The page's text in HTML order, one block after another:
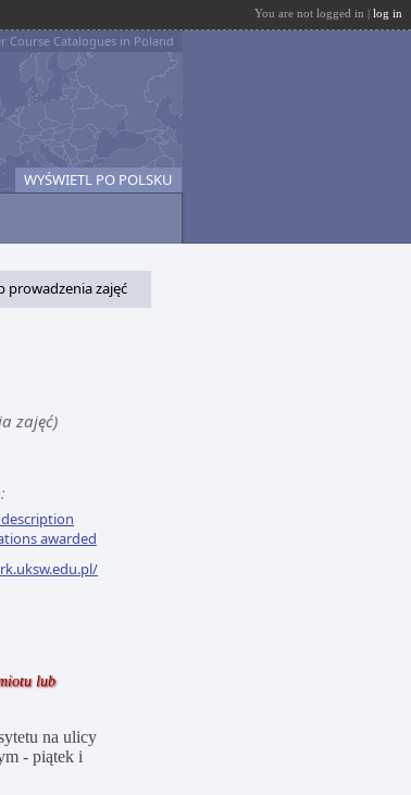
You are not logged in | log in
Course Catalogues in Poland
WYŚWIETL PO POLSKU
prowadzenia zajęć
zajęć)
awarded
lub
na ulicy
- piątek i